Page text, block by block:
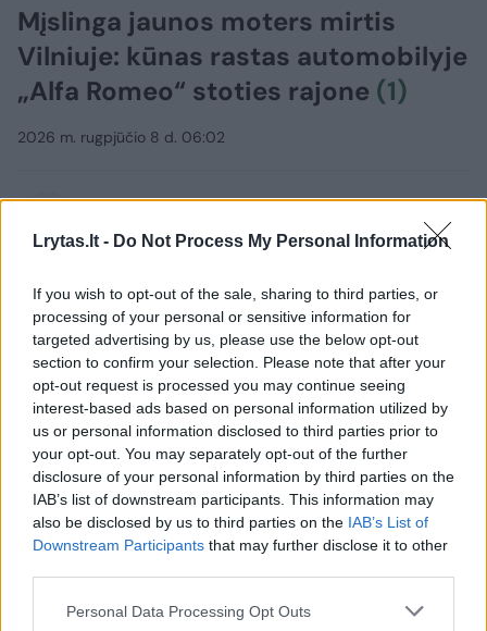
Lrytas.lt - Do Not Process My Personal Information
If you wish to opt-out of the sale, sharing to third parties, or
processing of your personal or sensitive information for
targeted advertising by us, please use the below opt-out
section to confirm your selection. Please note that after your
opt-out request is processed you may continue seeing
interest-based ads based on personal information utilized by
us or personal information disclosed to third parties prior to
your opt-out. You may separately opt-out of the further
disclosure of your personal information by third parties on the
IAB’s list of downstream participants. This information may
also be disclosed by us to third parties on the IAB’s List of
Downstream Participants that may further disclose it to other
Personal Data Processing Opt Outs
Mįslinga jaunos moters mirtis
Vilniuje: kūnas rastas automobilyje
„Alfa Romeo“ stoties rajone (1)
2026 m. rugpjūčio 8 d. 06:02
Vilniaus policija pradėjo ikiteisminį tyrimą
ir aiškinasi jaunos moters mirties
aplinkybes. Kūnas buvo rastas
automobilyje „Alfa Romeo“ stoties rajone.
Policija vis dar tikslina moters tapatybę.